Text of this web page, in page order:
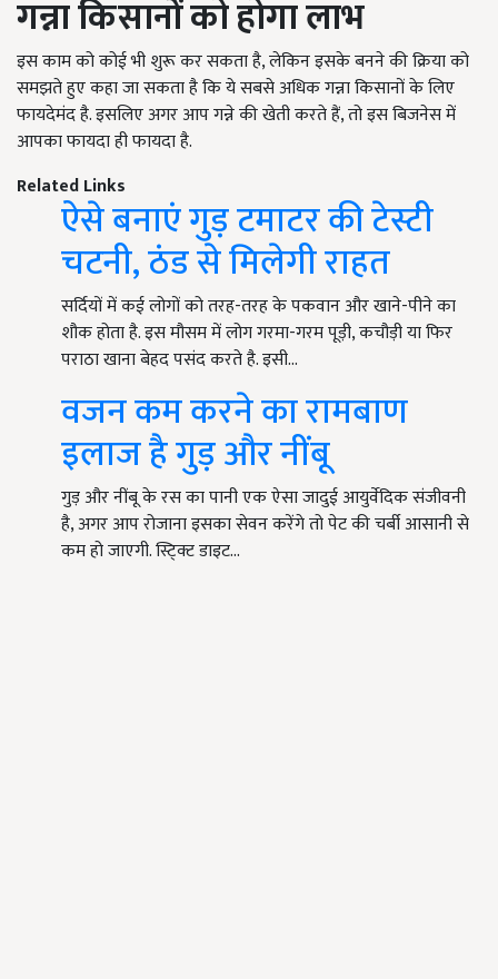
गन्ना किसानों को होगा लाभ
इस काम को कोई भी शुरू कर सकता है, लेकिन इसके बनने की क्रिया को
समझते हुए कहा जा सकता है कि ये सबसे अधिक गन्ना किसानों के लिए
फायदेमंद है. इसलिए अगर आप गन्ने की खेती करते हैं, तो इस बिजनेस में
आपका फायदा ही फायदा है.
Related Links
ऐसे बनाएं गुड़ टमाटर की टेस्टी
चटनी, ठंड से मिलेगी राहत
सर्दियों में कई लोगों को तरह-तरह के पकवान और खाने-पीने का
शौक होता है. इस मौसम में लोग गरमा-गरम पूड़ी, कचौड़ी या फिर
पराठा खाना बेहद पसंद करते है. इसी…
वजन कम करने का रामबाण
इलाज है गुड़ और नींबू
गुड़ और नींबू के रस का पानी एक ऐसा जादुई आयुर्वेदिक संजीवनी
है, अगर आप रोजाना इसका सेवन करेंगे तो पेट की चर्बी आसानी से
कम हो जाएगी. स्टि्क्ट डाइट…